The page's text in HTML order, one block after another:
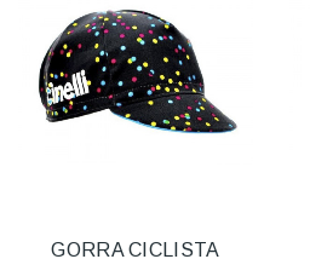
GORRA CICLISTA